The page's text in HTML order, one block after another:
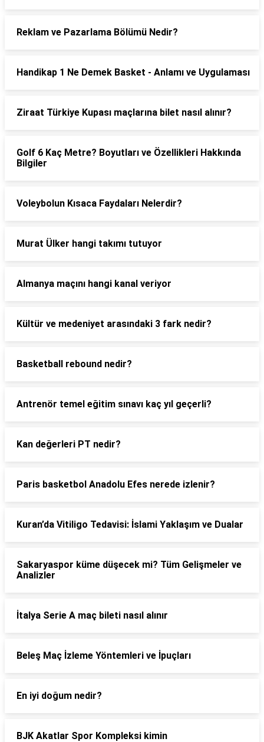
Reklam ve Pazarlama Bölümü Nedir?
Handikap 1 Ne Demek Basket - Anlamı ve Uygulaması
Ziraat Türkiye Kupası maçlarına bilet nasıl alınır?
Golf 6 Kaç Metre? Boyutları ve Özellikleri Hakkında
Bilgiler
Voleybolun Kısaca Faydaları Nelerdir?
Murat Ülker hangi takımı tutuyor
Almanya maçını hangi kanal veriyor
Kültür ve medeniyet arasındaki 3 fark nedir?
Basketball rebound nedir?
Antrenör temel eğitim sınavı kaç yıl geçerli?
Kan değerleri PT nedir?
Paris basketbol Anadolu Efes nerede izlenir?
Kuran’da Vitiligo Tedavisi: İslami Yaklaşım ve Dualar
Sakaryaspor küme düşecek mi? Tüm Gelişmeler ve
Analizler
İtalya Serie A maç bileti nasıl alınır
Beleş Maç İzleme Yöntemleri ve İpuçları
En iyi doğum nedir?
BJK Akatlar Spor Kompleksi kimin